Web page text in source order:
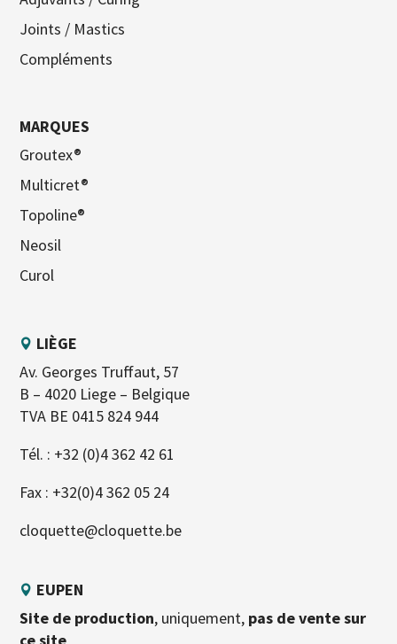
Joints / Mastics
Compléments
MARQUES
Groutex®
Multicret®
Topoline®
Neosil
Curol
LIÈGE
Av. Georges Truffaut, 57
B – 4020 Liege – Belgique
TVA BE 0415 824 944
Tél. : +32 (0)4 362 42 61
Fax : +32(0)4 362 05 24
cloquette@cloquette.be
EUPEN
Site de production, uniquement, pas de vente sur